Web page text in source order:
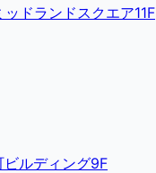
ドランドスクエア11F
ルディング9F